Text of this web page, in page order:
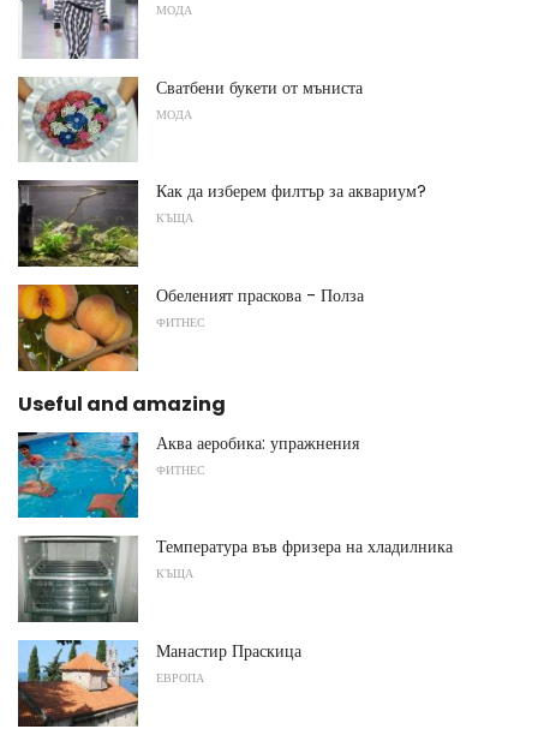
МОДА
Сватбени букети от мъниста
МОДА
Как да изберем филтър за аквариум?
КЪЩА
Обеленият праскова - Полза
ФИТНЕС
Useful and amazing
Аква аеробика: упражнения
ФИТНЕС
Температура във фризера на хладилника
КЪЩА
Манастир Праскица
ЕВРОПА